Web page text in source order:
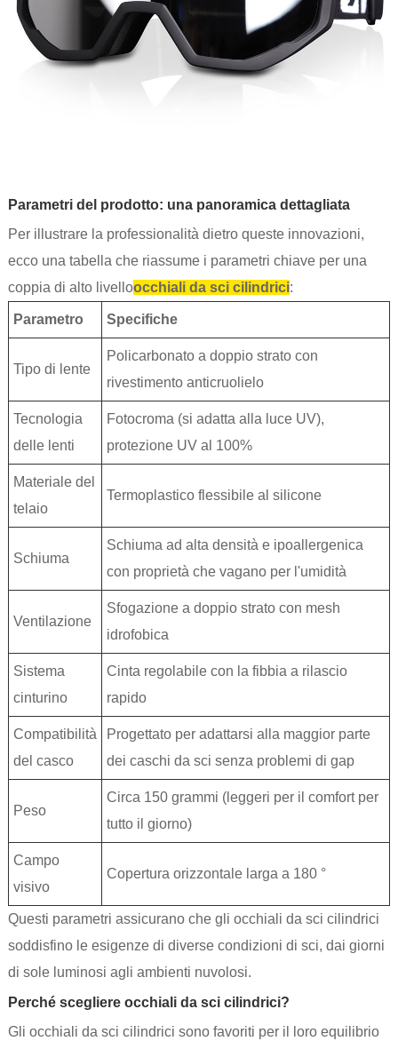
Parametri del prodotto: una panoramica dettagliata
Per illustrare la professionalità dietro queste innovazioni,
ecco una tabella che riassume i parametri chiave per una
coppia di alto livelloocchiali da sci cilindrici:
Parametro Specifiche
Tipo di lente
Policarbonato a doppio strato con
rivestimento anticruolielo
Tecnologia
delle lenti
Fotocroma (si adatta alla luce UV),
protezione UV al 100%
Materiale del
telaio
Termoplastico flessibile al silicone
Schiuma
Schiuma ad alta densità e ipoallergenica
con proprietà che vagano per l'umidità
Ventilazione
Sfogazione a doppio strato con mesh
idrofobica
Sistema
cinturino
Cinta regolabile con la fibbia a rilascio
rapido
Compatibilità
del casco
Progettato per adattarsi alla maggior parte
dei caschi da sci senza problemi di gap
Peso
Circa 150 grammi (leggeri per il comfort per
tutto il giorno)
Campo
visivo
Copertura orizzontale larga a 180 °
Questi parametri assicurano che gli occhiali da sci cilindrici
soddisfino le esigenze di diverse condizioni di sci, dai giorni
di sole luminosi agli ambienti nuvolosi.
Perché scegliere occhiali da sci cilindrici?
Gli occhiali da sci cilindrici sono favoriti per il loro equilibrio